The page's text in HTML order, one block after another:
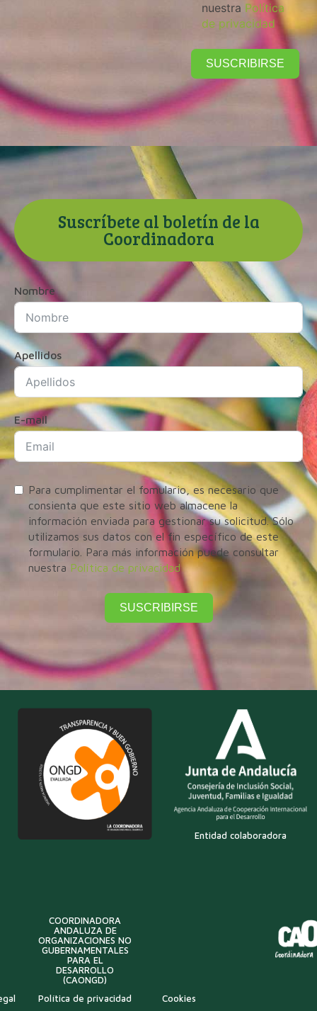
nuestra Política
de privacidad
SUSCRIBIRSE
Suscríbete al boletín de la
Coordinadora
Nombre
Apellidos
E-mail
Para cumplimentar el fomulario, es necesario que
consienta que este sitio web almacene la
información enviada para gestionar su solicitud. Sólo
utilizamos sus datos con el fin específico de este
formulario. Para más información puede consultar
nuestra Política de privacidad
SUSCRIBIRSE
Entidad colaboradora
COORDINADORA
ANDALUZA DE
ORGANIZACIONES NO
GUBERNAMENTALES
PARA EL
DESARROLLO
(CAONGD)
Política de privacidad Cookies